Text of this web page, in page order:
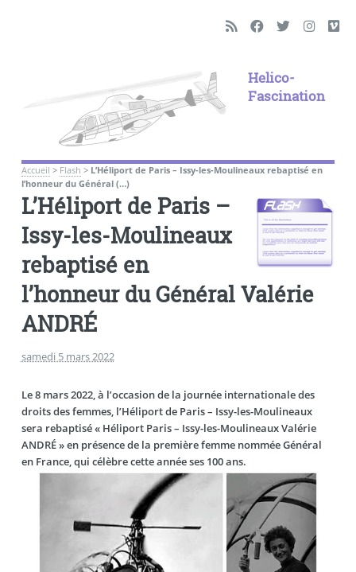
Helico-
Fascination
Accueil > Flash > L’Héliport de Paris – Issy-les-Moulineaux rebaptisé en
l’honneur du Général (…)
L’Héliport de Paris –
Issy-les-Moulineaux
rebaptisé en
l’honneur du Général Valérie
ANDRÉ
samedi 5 mars 2022
Le 8 mars 2022, à l’occasion de la journée internationale des
droits des femmes, l’Héliport de Paris – Issy-les-Moulineaux
sera rebaptisé « Héliport Paris – Issy-les-Moulineaux Valérie
ANDRÉ » en présence de la première femme nommée Général
en France, qui célèbre cette année ses 100 ans.